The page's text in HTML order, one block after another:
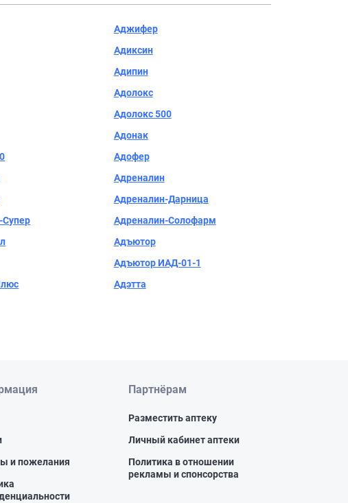
Аджифер
Адиксин
Адипин
Адолокс
Адолокс 500
Адонак
Адофер
Адреналин
Адреналин-Дарница
Адреналин-Солофарм
Адъютор
Адъютор ИАД-01-1
Адэтта
и пожелания
Партнёрам
Разместить аптеку
Личный кабинет аптеки
Политика в отношении
рекламы и спонсорства